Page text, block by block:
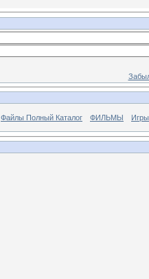
Файлы Полный Каталог ФИЛЬМЫ